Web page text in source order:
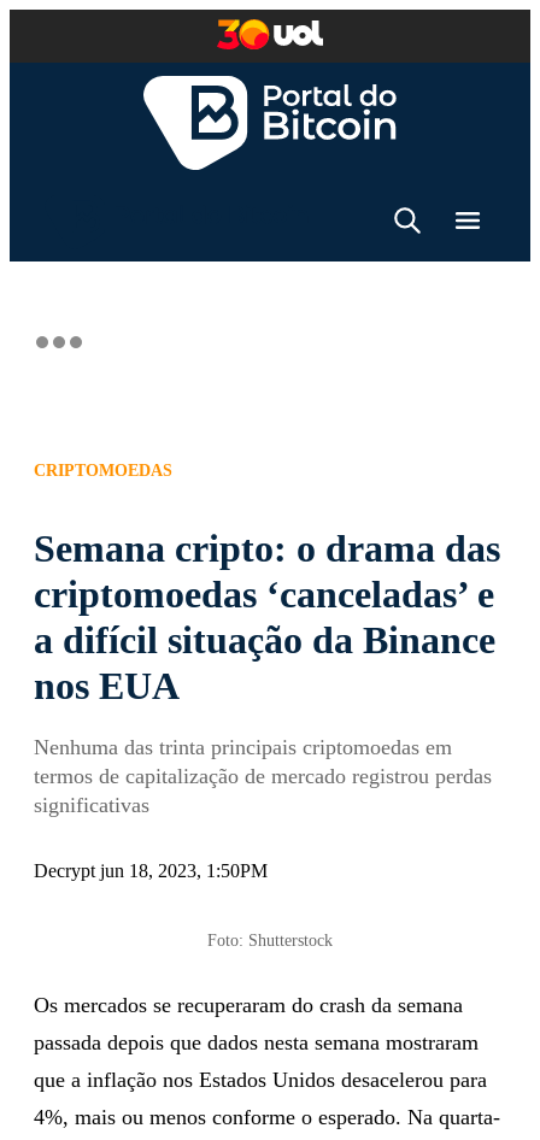
CRIPTOMOEDAS
Semana cripto: o drama das
criptomoedas ‘canceladas’ e
a difícil situação da Binance
nos EUA
Nenhuma das trinta principais criptomoedas em
termos de capitalização de mercado registrou perdas
significativas
Decrypt jun 18, 2023, 1:50PM
Foto: Shutterstock
Os mercados se recuperaram do crash da semana
passada depois que dados nesta semana mostraram
que a inflação nos Estados Unidos desacelerou para
4%, mais ou menos conforme o esperado. Na quarta-